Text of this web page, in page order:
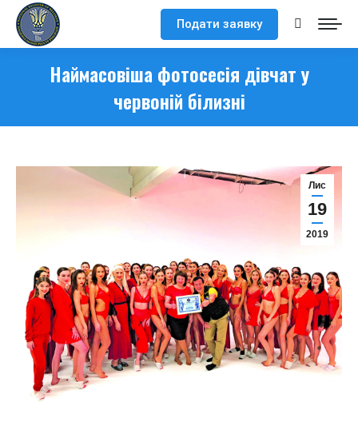
Подати заявку Search:
Наймасовіша фотосесія дівчат у
червоній білизні
Лис
19
2019